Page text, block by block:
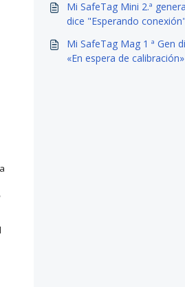
Mi SafeTag Mini 2.ª
dice "Esperando conexión"
Mi SafeTag Mag 1 ª Gen
«En espera de calibración»